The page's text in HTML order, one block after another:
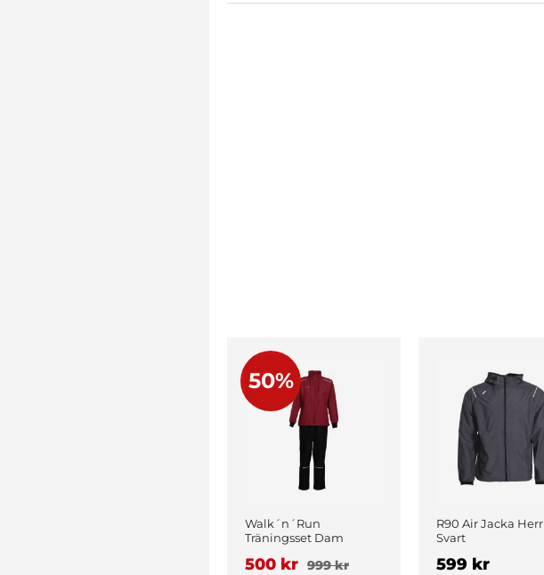
50%
Walk´n´Run
Träningsset Dam
500 kr 999 kr
R90 Air Jacka Herr
Svart
599 kr